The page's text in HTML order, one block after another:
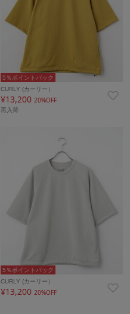
5％ポイントバック
CURLY (カーリー）
¥13,20020%OFF
再入荷
5％ポイントバック
CURLY (カーリー）
¥13,20020%OFF